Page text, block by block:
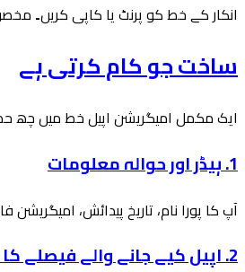
انکار کے خط کو پرنٹ یا کاپی کریں۔
ساخت جو کام کرتی ہے
ایک مکمل امیگریشن اپیل خط میں چھ
1. ہیڈر اور حوالہ معلومات
آپ کا پورا نام، تاریخ پیدائش،
2. اپیل کیے جانے والے فیصلے کا بیان